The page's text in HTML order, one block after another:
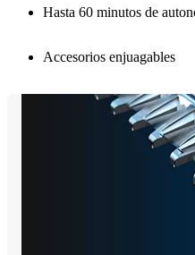
Hasta 60 minutos de
Accesorios enjuagables